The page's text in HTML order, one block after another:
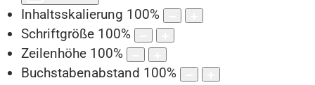
Inhaltsskalierung 100%
Schriftgröße 100%
Zeilenhöhe 100%
Buchstabenabstand 100%